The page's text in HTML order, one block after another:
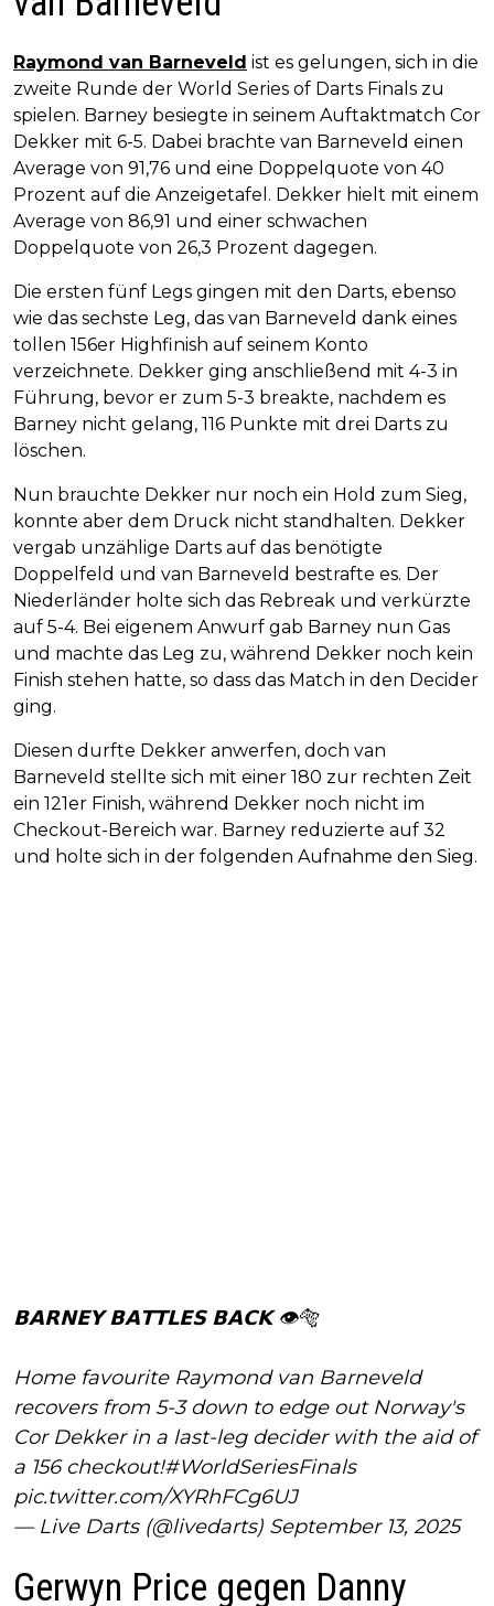
Raymond van Barneveld ist es gelungen, sich in die
zweite Runde der World Series of Darts Finals zu
spielen. Barney besiegte in seinem Auftaktmatch Cor
Dekker mit 6-5. Dabei brachte van Barneveld einen
Average von 91,76 und eine Doppelquote von 40
Prozent auf die Anzeigetafel. Dekker hielt mit einem
Average von 86,91 und einer schwachen
Doppelquote von 26,3 Prozent dagegen.
Die ersten fünf Legs gingen mit den Darts, ebenso
wie das sechste Leg, das van Barneveld dank eines
tollen 156er Highfinish auf seinem Konto
verzeichnete. Dekker ging anschließend mit 4-3 in
Führung, bevor er zum 5-3 breakte, nachdem es
Barney nicht gelang, 116 Punkte mit drei Darts zu
löschen.
Nun brauchte Dekker nur noch ein Hold zum Sieg,
konnte aber dem Druck nicht standhalten. Dekker
vergab unzählige Darts auf das benötigte
Doppelfeld und van Barneveld bestrafte es. Der
Niederländer holte sich das Rebreak und verkürzte
auf 5-4. Bei eigenem Anwurf gab Barney nun Gas
und machte das Leg zu, während Dekker noch kein
Finish stehen hatte, so dass das Match in den Decider
ging.
Diesen durfte Dekker anwerfen, doch van
Barneveld stellte sich mit einer 180 zur rechten Zeit
ein 121er Finish, während Dekker noch nicht im
Checkout-Bereich war. Barney reduzierte auf 32
und holte sich in der folgenden Aufnahme den Sieg.
𝗕𝗔𝗥𝗡𝗘𝗬 𝗕𝗔𝗧𝗧𝗟𝗘𝗦 𝗕𝗔𝗖𝗞 👁️🐅
Home favourite Raymond van Barneveld
recovers from 5-3 down to edge out Norway's
Cor Dekker in a last-leg decider with the aid of
a 156 checkout!#WorldSeriesFinals
pic.twitter.com/XYRhFCg6UJ
— Live Darts (@livedarts) September 13, 2025
Gerwyn Price gegen Danny